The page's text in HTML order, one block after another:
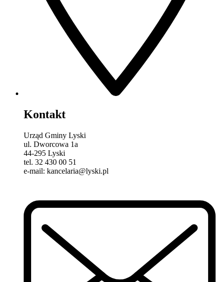
Kontakt
Urząd Gminy Lyski
ul. Dworcowa 1a
44-295 Lyski
tel. 32 430 00 51
e-mail: kancelaria@lyski.pl